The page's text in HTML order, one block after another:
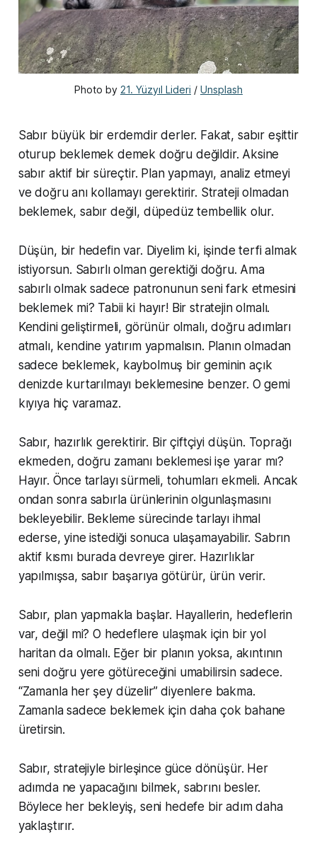
Photo by 21. Yüzyıl Lideri / Unsplash
Sabır büyük bir erdemdir derler. Fakat, sabır eşittir
oturup beklemek demek doğru değildir. Aksine
sabır aktif bir süreçtir. Plan yapmayı, analiz etmeyi
ve doğru anı kollamayı gerektirir. Strateji olmadan
beklemek, sabır değil, düpedüz tembellik olur.
Düşün, bir hedefin var. Diyelim ki, işinde terfi almak
istiyorsun. Sabırlı olman gerektiği doğru. Ama
sabırlı olmak sadece patronunun seni fark etmesini
beklemek mi? Tabii ki hayır! Bir stratejin olmalı.
Kendini geliştirmeli, görünür olmalı, doğru adımları
atmalı, kendine yatırım yapmalısın. Planın olmadan
sadece beklemek, kaybolmuş bir geminin açık
denizde kurtarılmayı beklemesine benzer. O gemi
kıyıya hiç varamaz.
Sabır, hazırlık gerektirir. Bir çiftçiyi düşün. Toprağı
ekmeden, doğru zamanı beklemesi işe yarar mı?
Hayır. Önce tarlayı sürmeli, tohumları ekmeli. Ancak
ondan sonra sabırla ürünlerinin olgunlaşmasını
bekleyebilir. Bekleme sürecinde tarlayı ihmal
ederse, yine istediği sonuca ulaşamayabilir. Sabrın
aktif kısmı burada devreye girer. Hazırlıklar
yapılmışsa, sabır başarıya götürür, ürün verir.
Sabır, plan yapmakla başlar. Hayallerin, hedeflerin
var, değil mi? O hedeflere ulaşmak için bir yol
haritan da olmalı. Eğer bir planın yoksa, akıntının
seni doğru yere götüreceğini umabilirsin sadece.
“Zamanla her şey düzelir” diyenlere bakma.
Zamanla sadece beklemek için daha çok bahane
üretirsin.
Sabır, stratejiyle birleşince güce dönüşür. Her
adımda ne yapacağını bilmek, sabrını besler.
Böylece her bekleyiş, seni hedefe bir adım daha
yaklaştırır.